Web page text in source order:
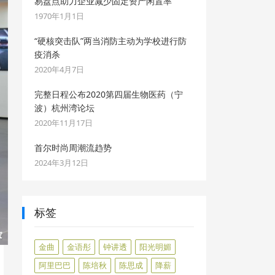
1970年1月1日
“硬核突击队”两当消防主动为学校进行防
疫消杀
2020年4月7日
完整日程公布2020第四届生物医药（宁
波）杭州湾论坛
2020年11月17日
首尔时尚周潮流趋势
2024年3月12日
标签
金曲 金语彤 钟讲透
阳光明媚
阿里巴巴
陈培秋 陈思成
降薪